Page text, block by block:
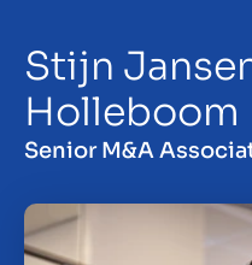
Salg af
Køb af
Insights
Stijn
Holleboom
Senior M&A